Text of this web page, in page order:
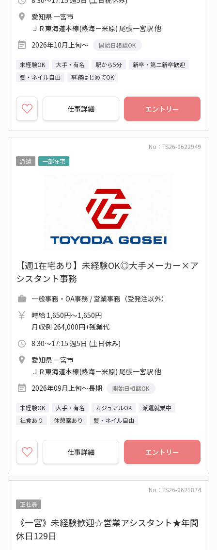
愛知県 一宮市
ＪＲ東海道本線(熱海－米原) 尾張一宮駅 他
2026年10月上旬～
開始日相談OK
未経験OK 大手・有名 駅から5分
新卒・第二新卒歓迎
髪・ネイル自由
事務はじめてOK
仕事詳細 エントリー
No：TS26-0622949
派遣
一部在宅
【週1在宅あり】未経験OK◎大手メーカー×ア
シスタント事務
一般事務・OA事務 / 営業事務（受発注以外）
時給 1,650円～1,650円
月収例 264,000円+残業代
8:30～17:15 週5日 (土日休み)
愛知県 一宮市
ＪＲ東海道本線(熱海－米原) 尾張一宮駅 他
2026年09月上旬～長期
開始日相談OK
未経験OK 大手・有名 カジュアルOK
派遣就業中
社食あり
休憩室あり 髪・ネイル自由
仕事詳細 エントリー
No：TS26-0621874
正社員
《一宮》未経験歓迎☆営業アシスタント★年間
休日129日